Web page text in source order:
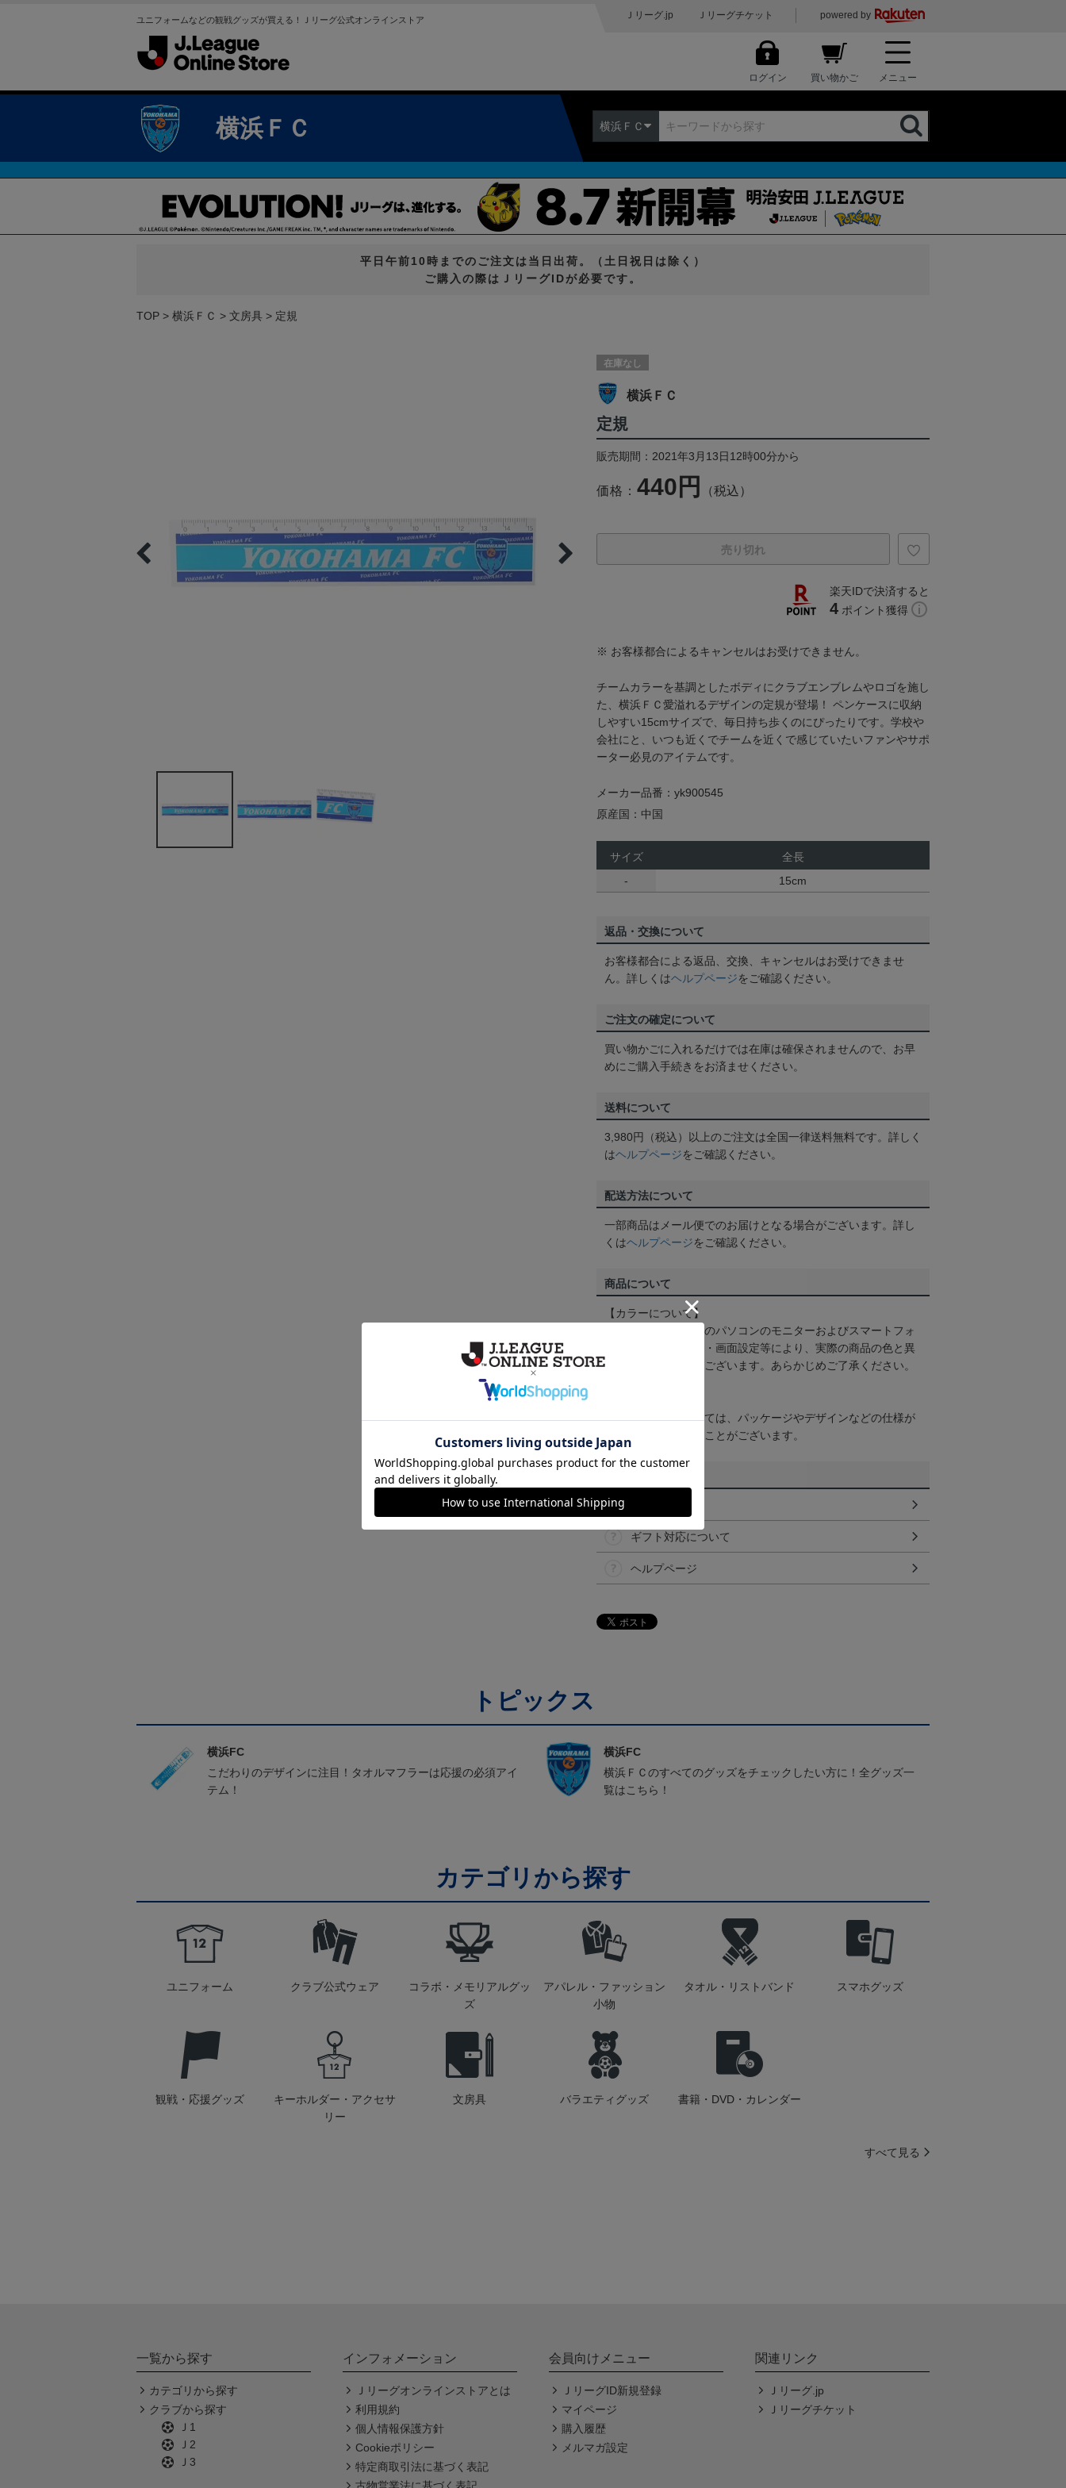
ユニフォームなどの観戦グッズが買える！Ｊリーグ公式オンラインストア Ｊリーグ.jp Ｊリーグチケット powered by
ログイン 買い物かご メニュー
横浜ＦＣ 横浜ＦＣ
平日午前10時までのご注文は当日出荷。（土日祝日は除く）
ご購入の際はＪリーグIDが必要です。
TOP 横浜ＦＣ 文房具 定規
在庫なし
横浜ＦＣ
定規
販売期間：2021年3月13日12時00分から
価格： 440円 （税込）
売り切れ
楽天IDで決済すると
4 ポイント獲得
※ お客様都合によるキャンセルはお受けできません。
チームカラーを基調としたボディにクラブエンブレムやロゴを施し
た、横浜ＦＣ愛溢れるデザインの定規が登場！ ペンケースに収納
しやすい15cmサイズで、毎日持ち歩くのにぴったりです。学校や
会社にと、いつも近くでチームを近くで感じていたいファンやサポ
ーター必見のアイテムです。
メーカー品番：yk900545
原産国：中国
サイズ
全長
-
15cm
返品・交換について
お客様都合による返品、交換、キャンセルはお受けできませ
ん。詳しくはヘルプページをご確認ください。
ご注文の確定について
買い物かごに入れるだけでは在庫は確保されませんので、お早
めにご購入手続きをお済ませください。
送料について
3,980円（税込）以上のご注文は全国一律送料無料です。詳しく
はヘルプページをご確認ください。
配送方法について
一部商品はメール便でのお届けとなる場合がございます。詳し
くはヘルプページをご確認ください。
商品について
【カラーについて】
商品画像は、お使いのパソコンのモニターおよびスマートフォ
ンのメーカー・機種・画面設定等により、実際の商品の色と異
なって見える場合がございます。あらかじめご了承ください。
取り扱い商品によっては、パッケージやデザインなどの仕様が
予告なく変更になることがございます。
ギフト対応について
ヘルプページ
トピックス
横浜FC
こだわりのデザインに注目！タオルマフラーは応援の必須アイ
テム！
横浜FC
横浜ＦＣのすべてのグッズをチェックしたい方に！全グッズ一
覧はこちら！
カテゴリから探す
ユニフォーム クラブ公式ウェア
コラボ・メモリアルグッ
ズ
アパレル・ファッション
小物
タオル・リストバンド スマホグッズ
観戦・応援グッズ
キーホルダー・アクセサ
リー
文房具 バラエティグッズ 書籍・DVD・カレンダー
すべて見る
一覧から探す
カテゴリから探す
クラブから探す
Ｊ1
Ｊ2
Ｊ3
インフォメーション
Ｊリーグオンラインストアとは
利用規約
個人情報保護方針
Cookieポリシー
特定商取引法に基づく表記
会員向けメニュー
ＪリーグID新規登録
マイページ
購入履歴
メルマガ設定
関連リンク
Ｊリーグ.jp
Ｊリーグチケット